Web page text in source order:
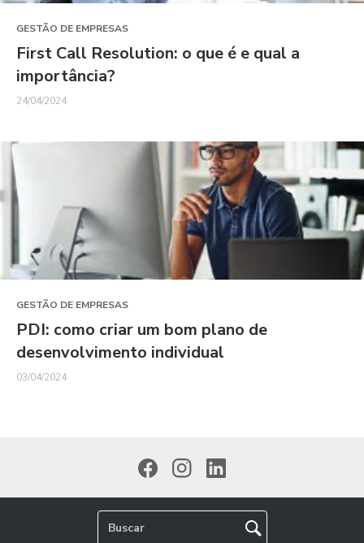
GESTÃO DE EMPRESAS
First Call Resolution: o que é e qual a
importância?
24/04/2024
GESTÃO DE EMPRESAS
PDI: como criar um bom plano de
desenvolvimento individual
03/04/2024